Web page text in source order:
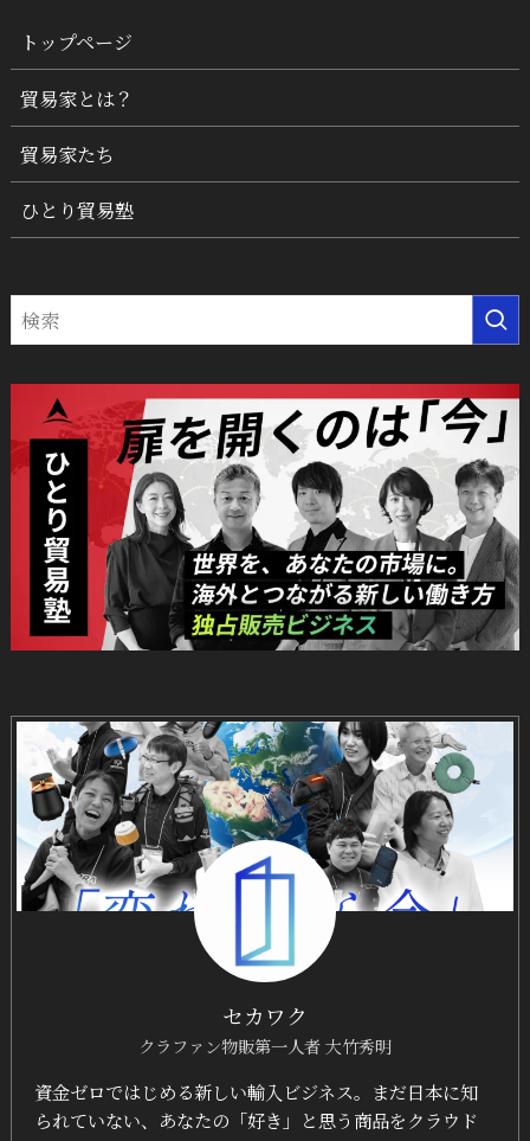
トップページ
貿易家とは？
貿易家たち
ひとり貿易塾
セカワク
クラファン物販第一人者 大竹秀明
資金ゼロではじめる新しい輸入ビジネス。まだ日本に知
られていない、あなたの「好き」と思う商品をクラウド